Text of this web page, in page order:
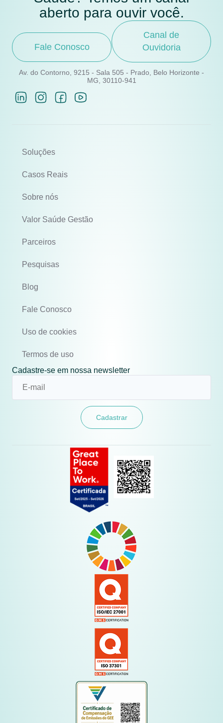
aberto para ouvir você.
Fale Conosco
Canal de
Ouvidoria
Av. do Contorno, 9215 - Sala 505 - Prado, Belo Horizonte -
MG, 30110-941
Soluções
Casos Reais
Sobre nós
Valor Saúde Gestão
Parceiros
Pesquisas
Blog
Fale Conosco
Uso de cookies
Termos de uso
Cadastre-se em nossa newsletter
Cadastrar